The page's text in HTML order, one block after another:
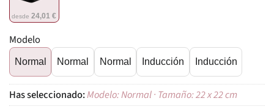
desde24,01 €
Modelo
Normal Normal Normal Inducción Inducción
Modelo: Normal · Tamaño: 22 x 22 cm